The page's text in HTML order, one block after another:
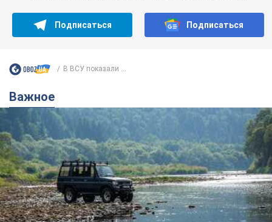
Подписаться Подписаться
В ВСУ показали ...
Важное